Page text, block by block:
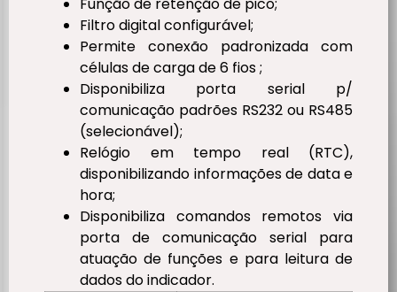
Função de retenção de pico;
Filtro digital configurável;
Permite conexão padronizada com
células de carga de 6 fios ;
Disponibiliza porta serial p/
comunicação padrões RS232 ou RS485
(selecionável);
Relógio em tempo real (RTC),
disponibilizando informações de data e
hora;
Disponibiliza comandos remotos via
porta de comunicação serial para
atuação de funções e para leitura de
dados do indicador.